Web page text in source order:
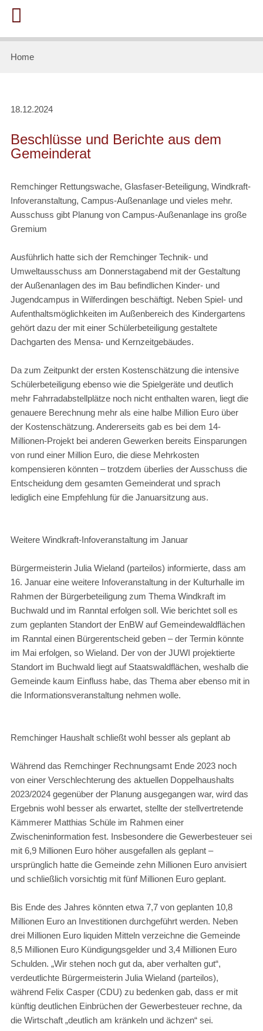
Home
18.12.2024
Beschlüsse und Berichte aus dem
Gemeinderat
Remchinger Rettungswache, Glasfaser-Beteiligung, Windkraft-
Infoveranstaltung, Campus-Außenanlage und vieles mehr.
Ausschuss gibt Planung von Campus-Außenanlage ins große
Gremium
Ausführlich hatte sich der Remchinger Technik- und
Umweltausschuss am Donnerstagabend mit der Gestaltung
der Außenanlagen des im Bau befindlichen Kinder- und
Jugendcampus in Wilferdingen beschäftigt. Neben Spiel- und
Aufenthaltsmöglichkeiten im Außenbereich des Kindergartens
gehört dazu der mit einer Schülerbeteiligung gestaltete
Dachgarten des Mensa- und Kernzeitgebäudes.
Da zum Zeitpunkt der ersten Kostenschätzung die intensive
Schülerbeteiligung ebenso wie die Spielgeräte und deutlich
mehr Fahrradabstellplätze noch nicht enthalten waren, liegt die
genauere Berechnung mehr als eine halbe Million Euro über
der Kostenschätzung. Andererseits gab es bei dem 14-
Millionen-Projekt bei anderen Gewerken bereits Einsparungen
von rund einer Million Euro, die diese Mehrkosten
kompensieren könnten – trotzdem überlies der Ausschuss die
Entscheidung dem gesamten Gemeinderat und sprach
lediglich eine Empfehlung für die Januarsitzung aus.
Weitere Windkraft-Infoveranstaltung im Januar
Bürgermeisterin Julia Wieland (parteilos) informierte, dass am
16. Januar eine weitere Infoveranstaltung in der Kulturhalle im
Rahmen der Bürgerbeteiligung zum Thema Windkraft im
Buchwald und im Ranntal erfolgen soll. Wie berichtet soll es
zum geplanten Standort der EnBW auf Gemeindewaldflächen
im Ranntal einen Bürgerentscheid geben – der Termin könnte
im Mai erfolgen, so Wieland. Der von der JUWI projektierte
Standort im Buchwald liegt auf Staatswaldflächen, weshalb die
Gemeinde kaum Einfluss habe, das Thema aber ebenso mit in
die Informationsveranstaltung nehmen wolle.
Remchinger Haushalt schließt wohl besser als geplant ab
Während das Remchinger Rechnungsamt Ende 2023 noch
von einer Verschlechterung des aktuellen Doppelhaushalts
2023/2024 gegenüber der Planung ausgegangen war, wird das
Ergebnis wohl besser als erwartet, stellte der stellvertretende
Kämmerer Matthias Schüle im Rahmen einer
Zwischeninformation fest. Insbesondere die Gewerbesteuer sei
mit 6,9 Millionen Euro höher ausgefallen als geplant –
ursprünglich hatte die Gemeinde zehn Millionen Euro anvisiert
und schließlich vorsichtig mit fünf Millionen Euro geplant.
Bis Ende des Jahres könnten etwa 7,7 von geplanten 10,8
Millionen Euro an Investitionen durchgeführt werden. Neben
drei Millionen Euro liquiden Mitteln verzeichne die Gemeinde
8,5 Millionen Euro Kündigungsgelder und 3,4 Millionen Euro
Schulden. „Wir stehen noch gut da, aber verhalten gut“,
verdeutlichte Bürgermeisterin Julia Wieland (parteilos),
während Felix Casper (CDU) zu bedenken gab, dass er mit
künftig deutlichen Einbrüchen der Gewerbesteuer rechne, da
die Wirtschaft „deutlich am kränkeln und ächzen“ sei.